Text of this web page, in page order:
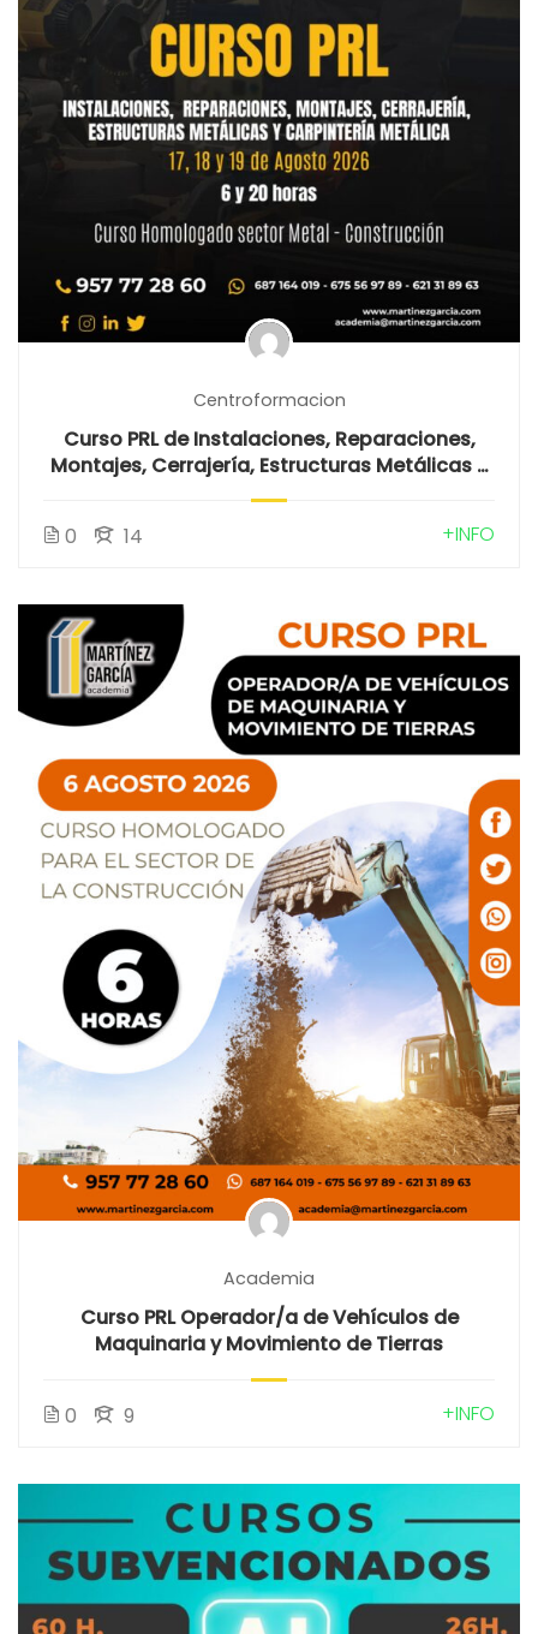
Centroformacion
Curso PRL de Instalaciones, Reparaciones,
Montajes, Cerrajería, Estructuras Metálicas y
0
14 +INFO
Academia
Curso PRL Operador/a de Vehículos de
Maquinaria y Movimiento de Tierras
0 9 +INFO